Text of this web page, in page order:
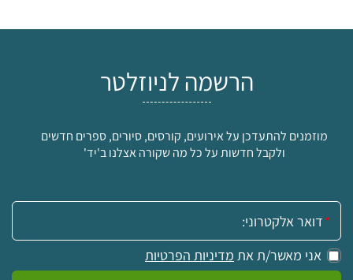
הרשמה לניוזלטר
מוזמנים להתעדכן על אירועים, קורסים, סיורים, ספרים חדשים
ולקבל חדשות על כל מה שקורה אצלנו ב'יד'
אימייל:
אני מאשר/ת את מדיניות הפרטיות